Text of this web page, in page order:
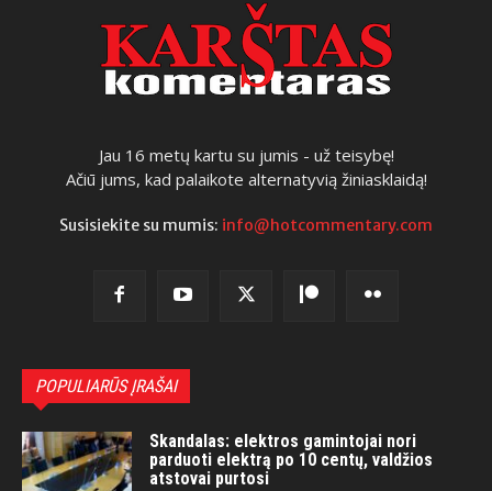
Jau 16 metų kartu su jumis - už teisybę!
Ačiū jums, kad palaikote alternatyvią žiniasklaidą!
Susisiekite su mumis: info@hotcommentary.com
POPULIARŪS ĮRAŠAI
Skandalas: elektros gamintojai nori
parduoti elektrą po 10 centų, valdžios
atstovai purtosi